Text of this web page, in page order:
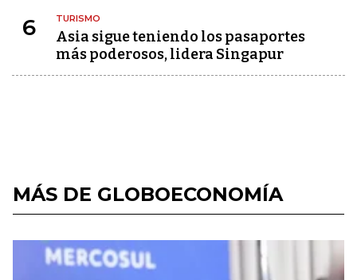
6 TURISMO
Asia sigue teniendo los pasaportes
más poderosos, lidera Singapur
MÁS DE GLOBOECONOMÍA